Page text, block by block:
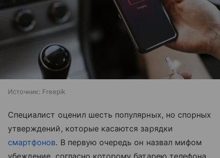
Источник: Freepik
Специалист оценил шесть популярных, но спорных
утверждений, которые касаются зарядки
смартфонов. В первую очередь он назвал мифом
убеждение, согласно которому батарею телефона